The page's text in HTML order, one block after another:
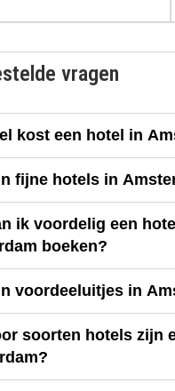
vragen
kost een hotel in
fijne hotels in
ik voordelig een
boeken?
voordeeluitjes in
soorten hotels zijn